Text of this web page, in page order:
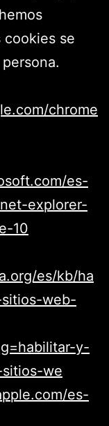
cookies se
chrome
es-
explorer-
10
es/kb/ha
web-
y-
we
es-